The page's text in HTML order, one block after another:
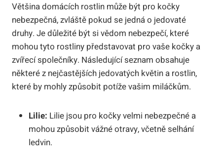
Většina domácích rostlin může být pro kočky
nebezpečná, zvláště pokud se jedná o jedovaté
druhy. Je důležité být si vědom nebezpečí, které
mohou tyto rostliny představovat pro vaše kočky a
zvířecí společníky. Následující seznam obsahuje
některé z nejčastějších jedovatých květin a rostlin,
které by mohly způsobit potíže vašim miláčkům.
Lilie: Lilie jsou pro kočky velmi nebezpečné a
mohou způsobit vážné otravy, včetně selhání
ledvin.